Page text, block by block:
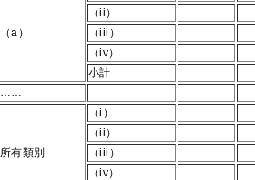
（a）
（ii）
（iii）
（iv）
小計
……
所有類別
（i）
（ii）
（iii）
（iv）